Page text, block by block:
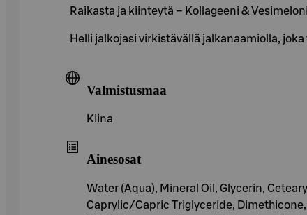
Raikasta ja kiinteytä – Kollageeni &
Helli jalkojasi virkistävällä jalkanaamiolla,
Valmistusmaa
Kiina
Ainesosat
Water (Aqua), Mineral Oil, Glycerin,
Caprylic/Capric Triglyceride,